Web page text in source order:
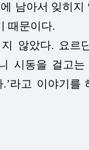
남아서 잊히
때문이다.
않았다. 요
시동을 걸고
고 이야기를